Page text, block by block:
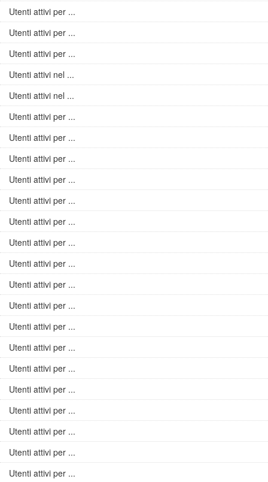
Utenti attivi per ...
Utenti attivi per ...
Utenti attivi per ...
Utenti attivi nel ...
Utenti attivi nel ...
Utenti attivi per ...
Utenti attivi per ...
Utenti attivi per ...
Utenti attivi per ...
Utenti attivi per ...
Utenti attivi per ...
Utenti attivi per ...
Utenti attivi per ...
Utenti attivi per ...
Utenti attivi per ...
Utenti attivi per ...
Utenti attivi per ...
Utenti attivi per ...
Utenti attivi per ...
Utenti attivi per ...
Utenti attivi per ...
Utenti attivi per ...
Utenti attivi per ...